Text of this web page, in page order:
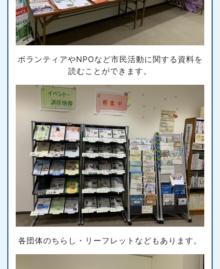
ボランティアやNPOなど市民活動に関する資料を
読むことができます。
各団体のちらし・リーフレットなどもあります。